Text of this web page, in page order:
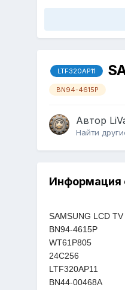
LTF320AP11
BN94-4615P
Автор
Найти
Информация
SAMSUNG LCD
BN94-4615P
WT61P805
24C256
LTF320AP11
BN44-00468A